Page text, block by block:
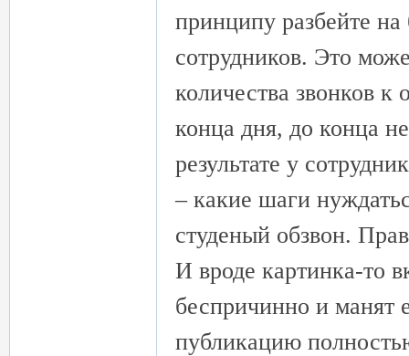
принципу разбейте
сотрудников. Это
количества звонков
конца дня, до конца
результате у
– какие шаги
студеный обзвон.
И вроде картинка-то
беспричинно и манят
публикацию